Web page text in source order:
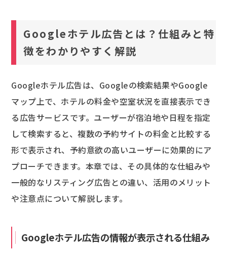
Googleホテル広告とは？仕組みと特
徴をわかりやすく解説
Googleホテル広告は、Googleの検索結果やGoogle
マップ上で、ホテルの料金や空室状況を直接表示でき
る広告サービスです。ユーザーが宿泊地や日程を指定
して検索すると、複数の予約サイトの料金と比較する
形で表示され、予約意欲の高いユーザーに効果的にア
プローチできます。本章では、その具体的な仕組みや
一般的なリスティング広告との違い、活用のメリット
や注意点について解説します。
Googleホテル広告の情報が表示される仕組み